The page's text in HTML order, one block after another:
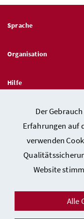
Der
Erfahrungen auf
verwenden
Website
Alle
Sprache
Organisation
Hilfe
Quicklinks